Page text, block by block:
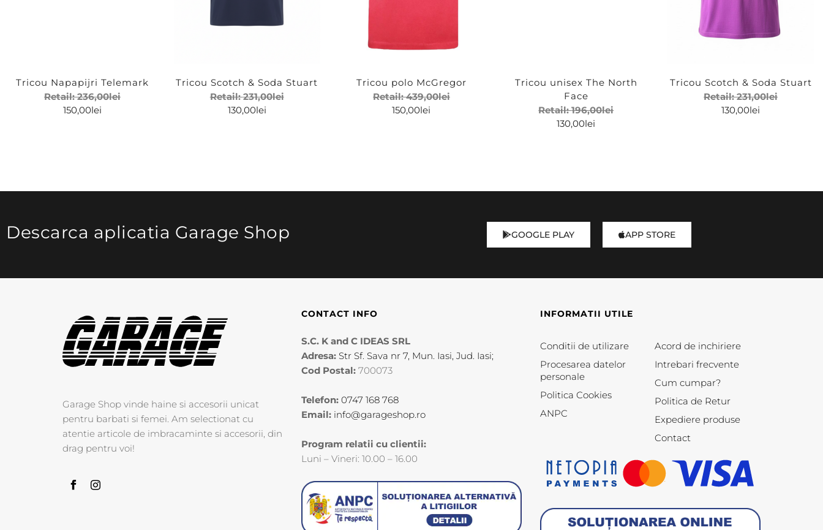
Tricou Napapijri Telemark
Retail:236,00lei
150,00lei
Tricou Scotch & Soda Stuart
Retail:231,00lei
130,00lei
Tricou polo McGregor
Retail:439,00lei
150,00lei
Tricou unisex The North
Face
Retail:196,00lei
130,00lei
Tricou Scotch & Soda Stuart
Retail:231,00lei
130,00lei
Descarca aplicatia Garage Shop GOOGLE PLAY APP STORE
Garage Shop vinde haine si accesorii unicat
pentru barbati si femei. Am selectionat cu
atentie articole de imbracaminte si accesorii, din
drag pentru voi!
CONTACT INFO
S.C. K and C IDEAS SRL
Adresa: Str Sf. Sava nr 7, Mun. Iasi, Jud. Iasi;
Cod Postal: 700073
Telefon: 0747 168 768
Email: info@garageshop.ro
Program relatii cu clientii:
Luni – Vineri: 10.00 – 16.00
INFORMATII UTILE
Conditii de utilizare
Procesarea datelor
personale
Politica Cookies
ANPC
Acord de inchiriere
Intrebari frecvente
Cum cumpar?
Politica de Retur
Expediere produse
Contact